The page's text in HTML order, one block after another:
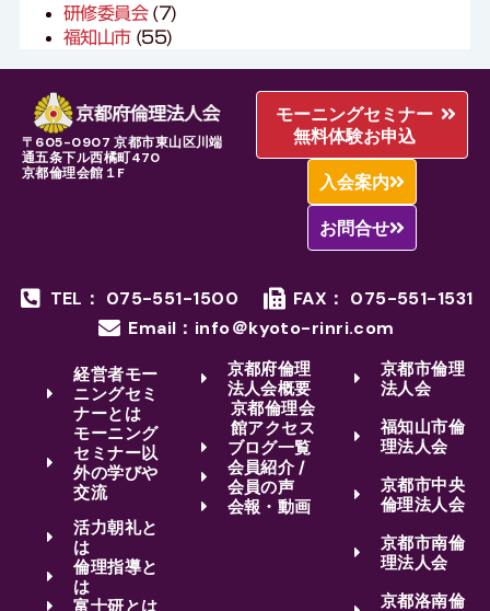
研修委員会(7)
福知山市(55)
〒605-0907 京都市東山区川端
通五条下ル西橘町470
京都倫理会館１F
モーニングセミナー
無料体験お申込
入会案内
お問合せ
TEL： 075-551-1500
FAX： 075-551-1531
Email：info＠kyoto-rinri.com
経営者モー
ニングセミ
ナーとは
モーニング
セミナー以
外の学びや
交流
活力朝礼と
は
倫理指導と
は
富士研とは
京都府倫理
法人会概要
京都倫理会
館アクセス
ブログ一覧
会員紹介 /
会員の声
会報・動画
京都市倫理
法人会
福知山市倫
理法人会
京都市中央
倫理法人会
京都市南倫
理法人会
京都洛南倫